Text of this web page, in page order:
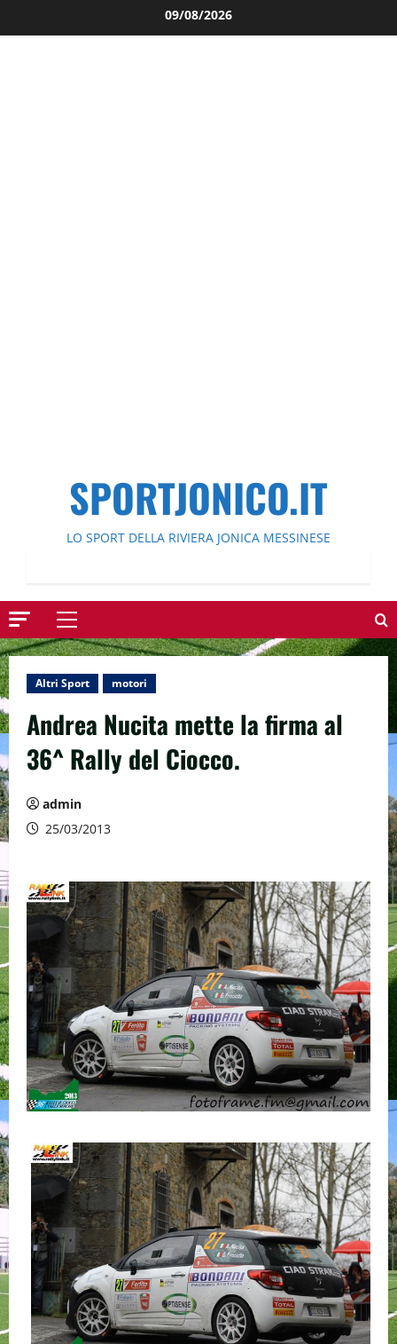
al
09/08/2026
SPORTJONICO.IT
LO SPORT DELLA RIVIERA JONICA MESSINESE
Menu
principale
Altri Sport motori
Andrea Nucita mette la firma al
36^ Rally del Ciocco.
admin
25/03/2013